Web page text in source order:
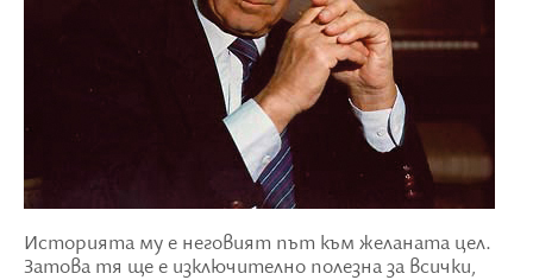
Историята му е неговият път към желаната цел.
Затова тя ще е изключително полезна за всички,